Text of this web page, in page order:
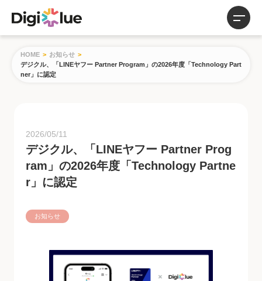
サービス紹介資料
事例紹介
会社概要
HOME > お知らせ >
デジクル、「LINEヤフー Partner Program」の2026年度「Technology Part
ner」に認定
2026/05/11
デジクル、「LINEヤフー Partner Prog
ram」の2026年度「Technology Partne
r」に認定
お知らせ